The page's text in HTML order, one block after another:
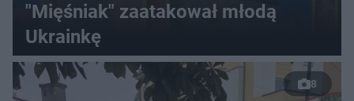
"Mięśniak" zaatakował młodą
Ukrainkę
8